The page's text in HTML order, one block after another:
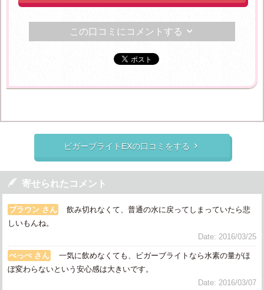
この口コミにコメントする 
ビガーブライトEXの口コミをする 
 寄せられたコメント
ブラウン さん
飲み切れなくて、普通の水に戻ってしまっていたら悲
しいもんね。
Date: 2016/03/25
ぺっぺ さん
一気に飲めなくても、ビガーブライトなら水素の量がほ
ぼ変わらないという安心感は大きいです。
Date: 2016/03/07